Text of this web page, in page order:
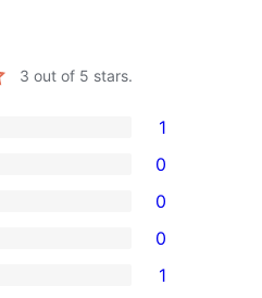
3 out of 5 stars.
1
0
0
0
1